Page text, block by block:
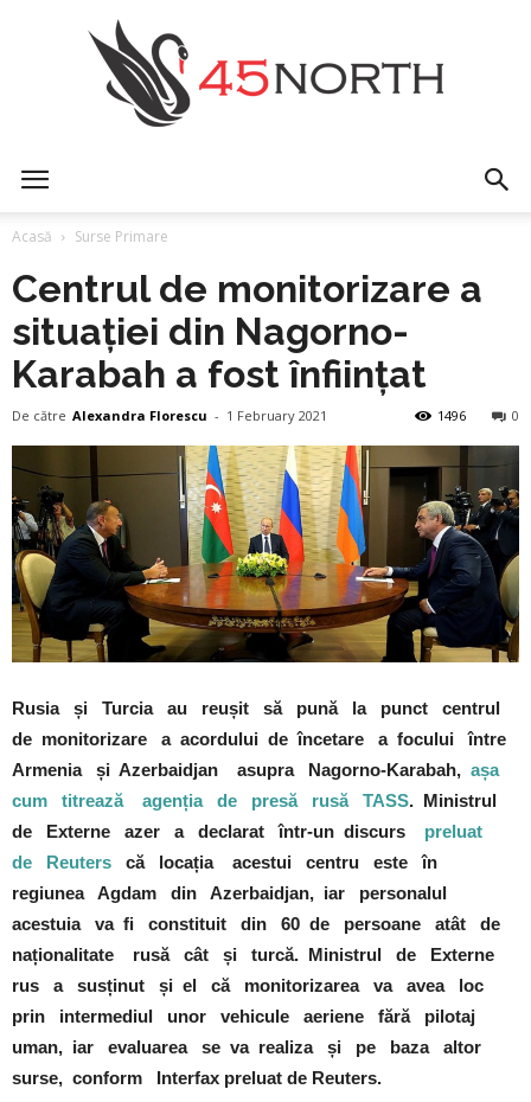
Acasă Surse Primare
Centrul de monitorizare a
situației din Nagorno-
Karabah a fost înființat
De către Alexandra Florescu - 1 February 2021 0
1496
Rusia și Turcia au reușit să pună la punct centrul
de monitorizare a acordului de încetare a focului între
Armenia și Azerbaidjan asupra Nagorno-Karabah, așa
cum titrează agenția de presă rusă TASS. Ministrul
de Externe azer a declarat într-un discurs preluat
de Reuters că locația acestui centru este în
regiunea Agdam din Azerbaidjan, iar personalul
acestuia va fi constituit din 60 de persoane atât de
naționalitate rusă cât și turcă. Ministrul de Externe
rus a susținut și el că monitorizarea va avea loc
prin intermediul unor vehicule aeriene fără pilotaj
uman, iar evaluarea se va realiza și pe baza altor
surse, conform Interfax preluat de Reuters.